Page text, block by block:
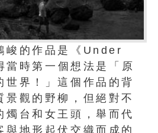
峻的作品是《Under
時第一個想法是「原
世界！」這個作品的背
景觀的野柳，但絕對不
燭台和女王頭，舉而代
與地形起伏交織而成的